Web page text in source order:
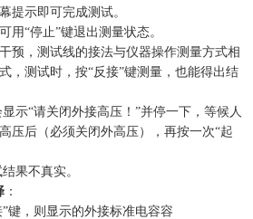
提示即可完成测试。
用“停止”键退出测量状态。
预，测试线的接法与仪器操作测量方式相
，测试时，按“反接”键测量，也能得出结
示“请关闭外接高压！”并停一下，等候人
压后（必须关闭外高压），再按一次“起
果不真实。
：
键，则显示的外接标准电容容